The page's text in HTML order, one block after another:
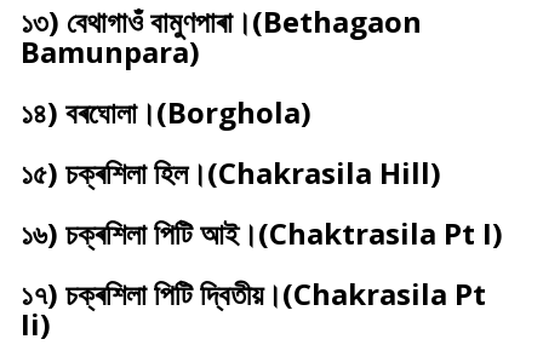
১৩) বেথাগাওঁ বামুণপাৰা।(Bethagaon
Bamunpara)
১৪) বৰঘোলা।(Borghola)
১৫) চক্ৰশিলা হিল।(Chakrasila Hill)
১৬) চক্ৰশিলা পিটি আই।(Chaktrasila Pt I)
১৭) চক্ৰশিলা পিটি দ্বিতীয়।(Chakrasila Pt
Ii)